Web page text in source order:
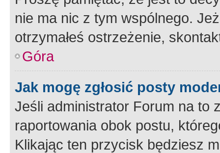
nie ma nic z tym wspólnego.
otrzymałeś ostrzeżenie,
Góra
Jak mogę zgłosić posty
Jeśli administrator Forum na to
raportowania obok postu,
Klikając ten przycisk będziesz